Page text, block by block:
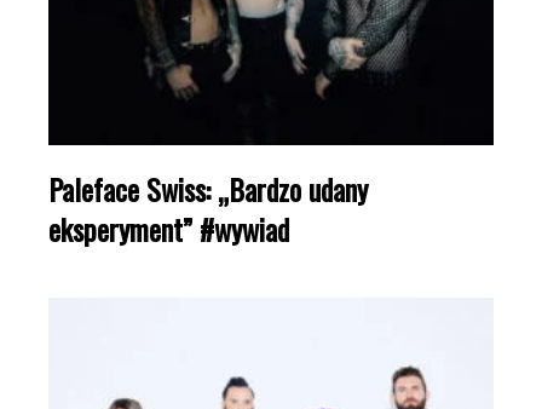
Paleface Swiss: „Bardzo udany
eksperyment” #wywiad